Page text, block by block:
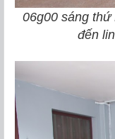
06g00 sáng thứ
đến